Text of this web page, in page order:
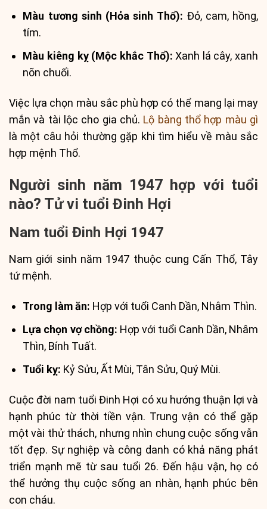
Màu tương sinh (Hỏa sinh Thổ): Đỏ, cam, hồng,
tím.
Màu kiêng kỵ (Mộc khắc Thổ): Xanh lá cây, xanh
nõn chuối.
Việc lựa chọn màu sắc phù hợp có thể mang lại may
mắn và tài lộc cho gia chủ. Lộ bàng thổ hợp màu gì
là một câu hỏi thường gặp khi tìm hiểu về màu sắc
hợp mệnh Thổ.
Người sinh năm 1947 hợp với tuổi
nào? Tử vi tuổi Đinh Hợi
Nam tuổi Đinh Hợi 1947
Nam giới sinh năm 1947 thuộc cung Cấn Thổ, Tây
tứ mệnh.
Trong làm ăn: Hợp với tuổi Canh Dần, Nhâm Thìn.
Lựa chọn vợ chồng: Hợp với tuổi Canh Dần, Nhâm
Thìn, Bính Tuất.
Tuổi kỵ: Kỷ Sửu, Ất Mùi, Tân Sửu, Quý Mùi.
Cuộc đời nam tuổi Đinh Hợi có xu hướng thuận lợi và
hạnh phúc từ thời tiền vận. Trung vận có thể gặp
một vài thử thách, nhưng nhìn chung cuộc sống vẫn
tốt đẹp. Sự nghiệp và công danh có khả năng phát
triển mạnh mẽ từ sau tuổi 26. Đến hậu vận, họ có
thể hưởng thụ cuộc sống an nhàn, hạnh phúc bên
con cháu.